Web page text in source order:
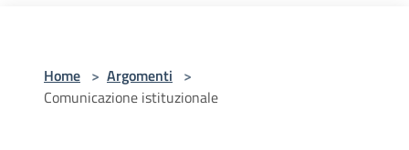
Home > Argomenti >
Comunicazione istituzionale